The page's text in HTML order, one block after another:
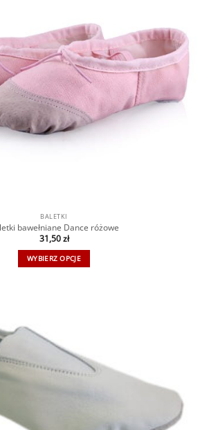
BALETKI
bawełniane Dance różowe
31,50zł
WYBIERZ OPCJE